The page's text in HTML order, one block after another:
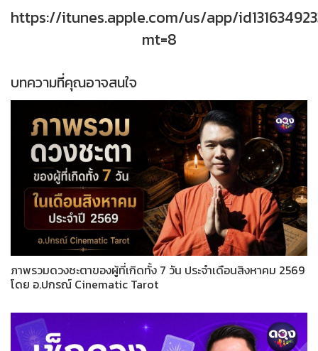
https://itunes.apple.com/us/app/
mt=8
บทความที่คุณอาจสนใจ
ภาพรวมดวงชะตาของผู้ที่เกิดทั้ง 7 วัน ประจำเดือนสิงหาคม 2569
โดย อ.ปกรณ์ Cinematic Tarot